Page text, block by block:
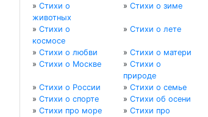
» Стихи о
животных
» Стихи о зиме
» Стихи о
космосе
» Стихи о лете
» Стихи о любви » Стихи о матери
» Стихи о Москве » Стихи о
природе
» Стихи о России » Стихи о семье
» Стихи о спорте » Стихи об осени
» Стихи про море » Стихи про